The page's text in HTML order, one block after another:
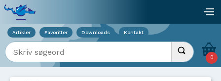
Artikler Favoritter Downloads Kontakt
Indtast søgeord Udfør søgning
0
Viser overlay for indkøbskurv